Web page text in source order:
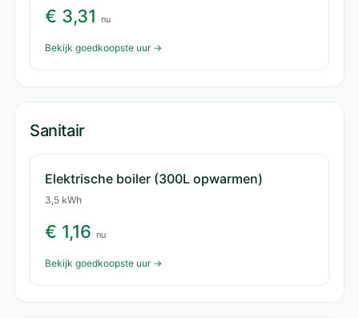
€ 3,31 nu
Bekijk goedkoopste uur →
Sanitair
Elektrische boiler (300L opwarmen)
3,5 kWh
€ 1,16 nu
Bekijk goedkoopste uur →